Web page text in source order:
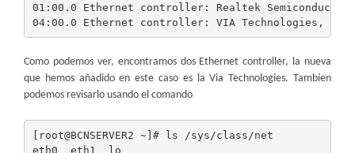
01:00.0 Ethernet controller: Realtek Semiconductor
Como podemos ver, encontramos dos Ethernet controller, la nueva
que hemos añadido en este caso es la Via Technologies. Tambien
podemos revisarlo usando el comando
[root@BCNSERVER2 ~]# ls /sys/class/net